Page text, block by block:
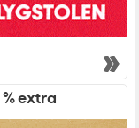
extra